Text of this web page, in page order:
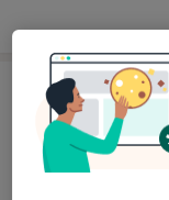
Adresa
Sam.
Kollárova